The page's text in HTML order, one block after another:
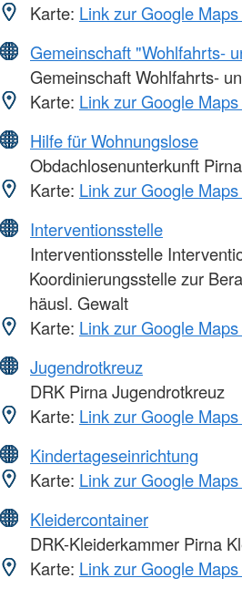
Karte: Link zur Google
Gemeinschaft "Wohlfahrts-
Gemeinschaft Wohlfahrts-
Karte: Link zur Google
Hilfe für Wohnungslose
Obdachlosenunterkunft Pirna
Karte: Link zur Google
Interventionsstelle
Interventionsstelle
Koordinierungsstelle zur
häusl. Gewalt
Karte: Link zur Google
Jugendrotkreuz
DRK Pirna Jugendrotkreuz
Karte: Link zur Google
Kindertageseinrichtung
Karte: Link zur Google
Kleidercontainer
DRK-Kleiderkammer Pirna
Karte: Link zur Google